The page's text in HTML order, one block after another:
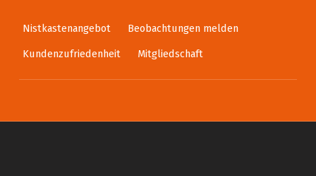
Nistkastenangebot
Beobachtungen melden
Kundenzufriedenheit
Mitgliedschaft